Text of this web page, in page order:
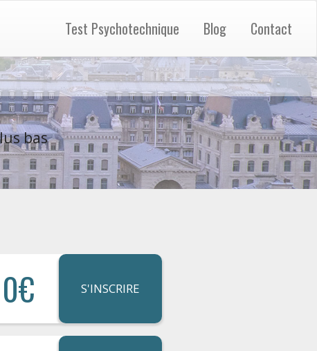
Test Psychotechnique Blog Contact
bas
S'INSCRIRE